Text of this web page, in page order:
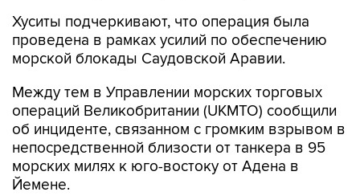
Хуситы подчеркивают, что операция была
проведена в рамках усилий по обеспечению
морской блокады Саудовской Аравии.
Между тем в Управлении морских торговых
операций Великобритании (UKMTO) сообщили
об инциденте, связанном с громким взрывом в
непосредственной близости от танкера в 95
морских милях к юго-востоку от Адена в
Йемене.